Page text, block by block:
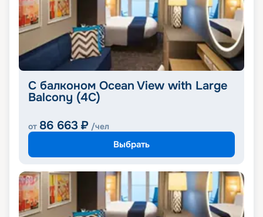
С балконом Ocean View with Large
Balcony (4C)
от 86 663 ₽ /чел
Выбрать